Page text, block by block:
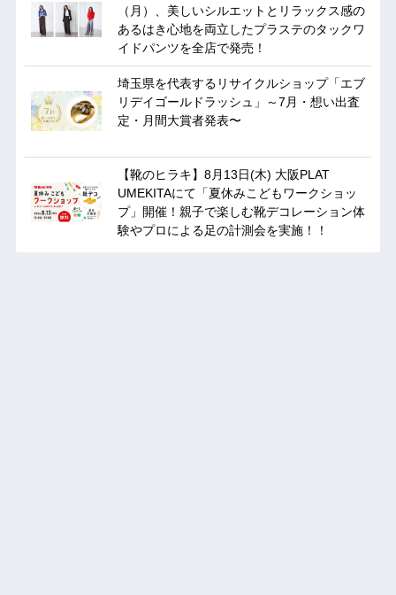
（月）、美しいシルエットとリラックス感の
あるはき心地を両立したプラステのタックワ
イドパンツを全店で発売！
埼玉県を代表するリサイクルショップ「エブ
リデイゴールドラッシュ」～7月・想い出査
定・月間大賞者発表〜
【靴のヒラキ】8月13日(木) 大阪PLAT
UMEKITAにて「夏休みこどもワークショッ
プ」開催！親子で楽しむ靴デコレーション体
験やプロによる足の計測会を実施！！